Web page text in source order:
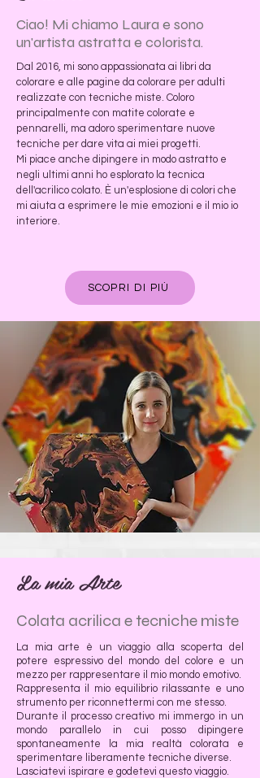
Ciao! Mi chiamo Laura e sono
un'artista astratta e colorista.
Dal 2016, mi sono appassionata ai libri da
colorare e alle pagine da colorare per adulti
realizzate con tecniche miste. Coloro
principalmente con matite colorate e
pennarelli, ma adoro sperimentare nuove
tecniche per dare vita ai miei progetti.
Mi piace anche dipingere in modo astratto e
negli ultimi anni ho esplorato la tecnica
dell'acrilico colato. È un'esplosione di colori che
mi aiuta a esprimere le mie emozioni e il mio io
interiore.
SCOPRI DI PIÙ
La mia Arte
Colata acrilica e tecniche miste
La mia arte è un viaggio alla scoperta del
potere espressivo del mondo del colore e un
mezzo per rappresentare il mio mondo emotivo.
Rappresenta il mio equilibrio rilassante e uno
strumento per riconnettermi con me stesso.
Durante il processo creativo mi immergo in un
mondo parallelo in cui posso dipingere
spontaneamente la mia realtà colorata e
sperimentare liberamente tecniche diverse.
Lasciatevi ispirare e godetevi questo viaggio.